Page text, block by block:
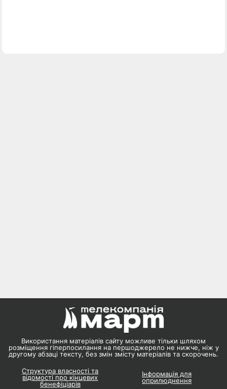
Використання матеріалів сайту можливе тільки шляхом
розміщення гіперпосилання на першоджерело не нижче, ніж у
другому абзаці тексту, без змін змісту матеріалів та скорочень.
Структура власності та
відомості про кінцевих
бенефіціарів
Інформація для
оприлюднення